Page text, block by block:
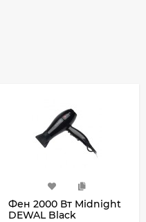
Фен 2000 Вт Midnight
DEWAL Black